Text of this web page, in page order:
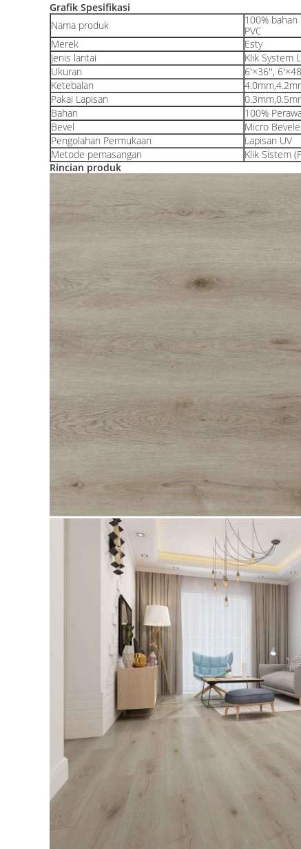
Grafik Spesifikasi
Nama produk
100%
PVC
Merek
Esty
Jenis lantai
Klik System
Ukuran
6'×36'',
Ketebalan
Pakai Lapisan
Bahan
100%
Bevel
Micro
Pengolahan Permukaan
Lapisan UV
Metode pemasangan
Klik Sistem
Rincian produk